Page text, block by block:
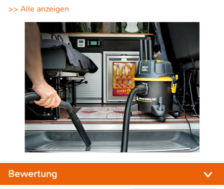
>> Alle anzeigen
Bewertung